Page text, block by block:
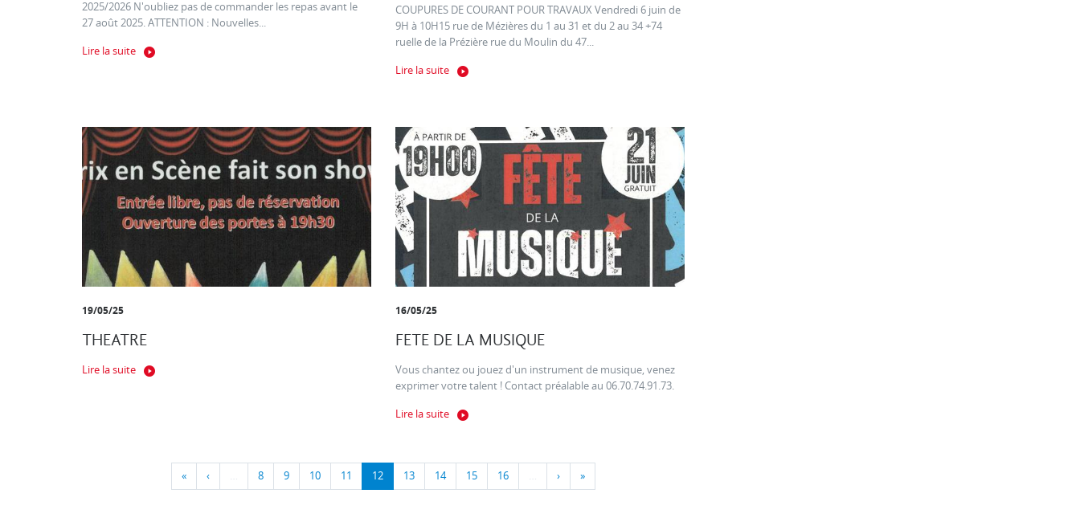
2025/2026 N'oubliez pas de commander les repas avant le
27 août 2025. ATTENTION : Nouvelles...
Lire la suite
COUPURES DE COURANT POUR TRAVAUX Vendredi 6 juin de
9H à 10H15 rue de Mézières du 1 au 31 et du 2 au 34 +74
ruelle de la Prézière rue du Moulin du 47...
Lire la suite
19/05/25
THEATRE
Lire la suite
16/05/25
FETE DE LA MUSIQUE
Vous chantez ou jouez d'un instrument de musique, venez
exprimer votre talent ! Contact préalable au 06.70.74.91.73.
Lire la suite
« ‹ … 8 9 10 11 12 13 14 15 16 … › »